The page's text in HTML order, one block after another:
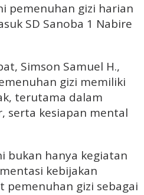
pemenuhan gizi harian
SD Sanoba 1 Nabire
Simson Samuel H.,
gizi memiliki
terutama dalam
serta kesiapan mental
bukan hanya kegiatan
kebijakan
pemenuhan gizi sebagai